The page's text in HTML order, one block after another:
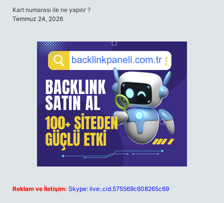
Kart numarası ile ne yapılır ?
Temmuz 24, 2026
Reklam ve İletişim: Skype: live:.cid.575569c608265c69